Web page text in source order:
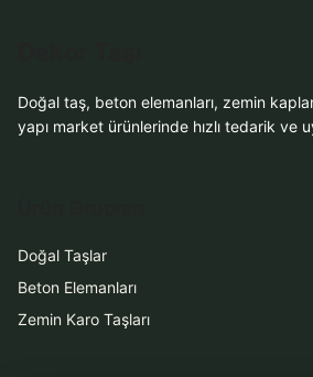
Doğal taş, beton elemanları, zemin
yapı market ürünlerinde hızlı tedarik ve
Doğal Taşlar
Beton Elemanları
Zemin Karo Taşları